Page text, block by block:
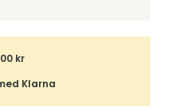
kr
Klarna